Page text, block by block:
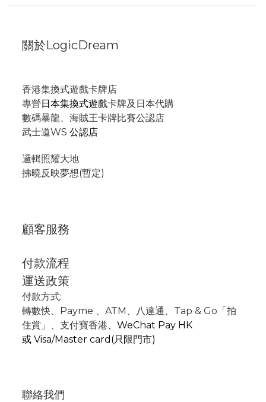
關於LogicDream
香港集換式遊戲卡牌店
專營日本集換式遊戲卡牌及日本代購
數碼暴龍、海賊王卡牌比賽公認店
武士道WS 公認店
邏輯照耀大地
拂曉反映夢想(暫定)
顧客服務
付款流程
運送政策
付款方式:
轉數快、Payme 、 ATM 、
八達通、Tap & Go「拍
住賞」 、支付寶香港、 WeChat Pay HK
或 Visa/Master card(只限門市)
聯絡我們